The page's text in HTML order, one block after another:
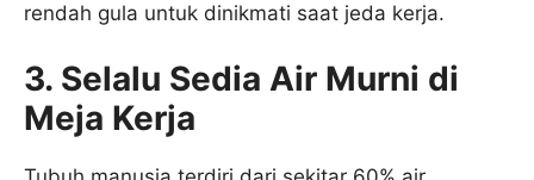
rendah gula untuk dinikmati saat jeda kerja.
3. Selalu Sedia Air Murni di
Meja Kerja